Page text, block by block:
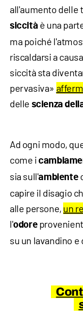
all'aumento delle
siccità è una
ma poiché
riscaldarsi a
siccità sta
pervasiva»
delle scienza
Ad ogni modo,
come i
sia sull'ambiente
capire il disagio
alle persone, un
l'odore
su un lavandino